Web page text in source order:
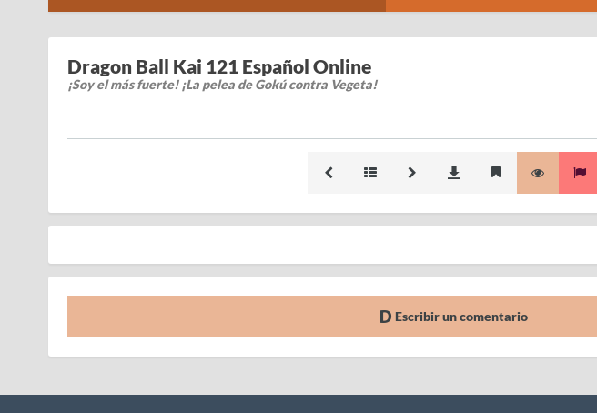
Dragon Ball Kai 121 Español Online
¡Soy el más fuerte! ¡La pelea de Gokú contra Vegeta!
Escribir un comentario